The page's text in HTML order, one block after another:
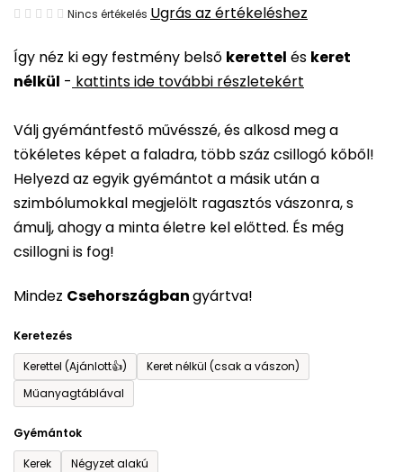
Így néz ki egy festmény belső kerettel és keret
nélkül - kattints ide további részletekért
Válj gyémántfestő művésszé, és alkosd meg a
tökéletes képet a faladra, több száz csillogó kőből!
Helyezd az egyik gyémántot a másik után a
szimbólumokkal megjelölt ragasztós vászonra, s
ámulj, ahogy a minta életre kel előtted. És még
csillogni is fog!
Mindez Csehországbangyártva!
Keretezés
Kerettel (Ajánlott👍)
Keret nélkül (csak a vászon)
Műanyagtáblával
Gyémántok
Kerek
Négyzet alakú
A
átlagos
értékelése
ből
0,0
csillag.
Nincs értékelés Ugrás az értékeléshez